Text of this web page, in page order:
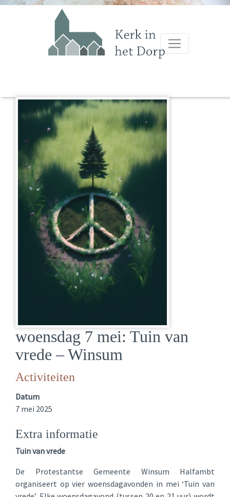
woensdag 7 mei: Tuin van
vrede – Winsum
Activiteiten
Datum
7 mei 2025
Extra informatie
Tuin van vrede
De Protestantse Gemeente Winsum Halfambt
organiseert op vier woensdagavonden in mei ‘Tuin van